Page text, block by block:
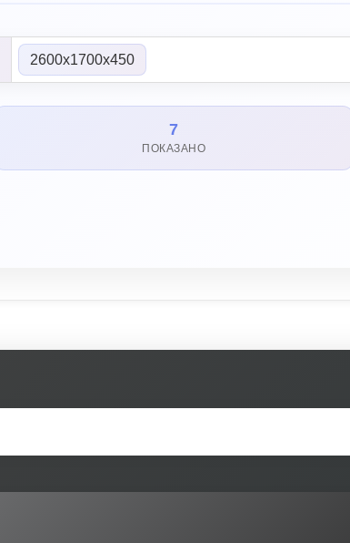
2600х1700х450
7
ПОКАЗАНО